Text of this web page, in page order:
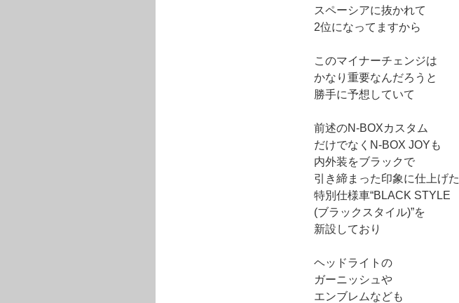
スペーシアに抜かれて
2位になってますから
このマイナーチェンジは
かなり重要なんだろうと
勝手に予想していて
前述のN-BOXカスタム
だけでなくN-BOX JOYも
内外装をブラックで
引き締まった印象に仕上げた
特別仕様車“BLACK STYLE
(ブラックスタイル)”を
新設しており
ヘッドライトの
ガーニッシュや
エンブレムなども